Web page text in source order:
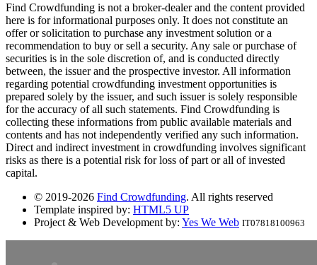
Find Crowdfunding is not a broker-dealer and the content provided
here is for informational purposes only. It does not constitute an
offer or solicitation to purchase any investment solution or a
recommendation to buy or sell a security. Any sale or purchase of
securities is in the sole discretion of, and is conducted directly
between, the issuer and the prospective investor. All information
regarding potential crowdfunding investment opportunities is
prepared solely by the issuer, and such issuer is solely responsible
for the accuracy of all such statements. Find Crowdfunding is
collecting these informations from public available materials and
contents and has not independently verified any such information.
Direct and indirect investment in crowdfunding involves significant
risks as there is a potential risk for loss of part or all of invested
capital.
© 2019-2026 Find Crowdfunding. All rights reserved
Template inspired by: HTML5 UP
Project & Web Development by: Yes We Web IT07818100963